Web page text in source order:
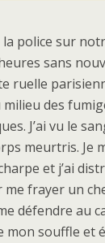
police sur
sans
ruelle
milieu des
J’ai vu le
meurtris. Je
et j’ai
frayer un
défendre au
mon souffle et